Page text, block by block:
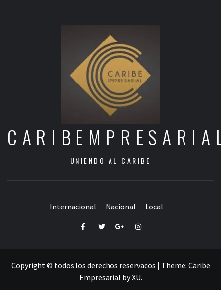
UNIENDO AL CARIBE
Internacional Nacional Local
FacebookTwitterGoogle+Instagram
Copyright © todos los derechos reservados | Theme: Caribe
Empresarial byXU.